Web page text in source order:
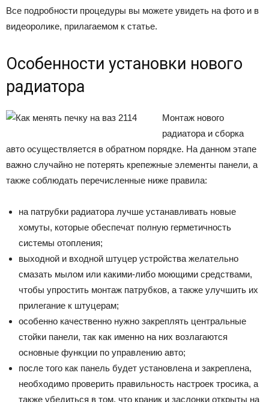
Все подробности процедуры вы можете увидеть на фото и в
видеоролике, прилагаемом к статье.
Особенности установки нового
радиатора
Монтаж нового
радиатора и сборка
авто осуществляется в обратном порядке. На данном этапе
важно случайно не потерять крепежные элементы панели, а
также соблюдать перечисленные ниже правила:
на патрубки радиатора лучше устанавливать новые
хомуты, которые обеспечат полную герметичность
системы отопления;
выходной и входной штуцер устройства желательно
смазать мылом или какими-либо моющими средствами,
чтобы упростить монтаж патрубков, а также улучшить их
прилегание к штуцерам;
особенно качественно нужно закреплять центральные
стойки панели, так как именно на них возлагаются
основные функции по управлению авто;
после того как панель будет установлена и закреплена,
необходимо проверить правильность настроек тросика, а
также убедиться в том, что краник и заслонки открыты на